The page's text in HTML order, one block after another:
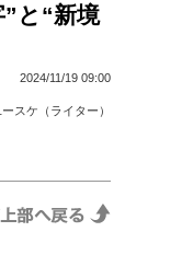
と“新境
2024/11/19 09:00
スケ（ライター）